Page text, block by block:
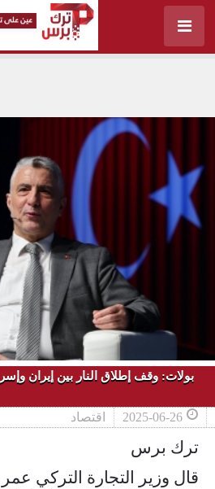
بولات: وقف إطلاق النار بين إيران
2025-06-26 اقتصاد
ترك برس
قال وزير التجارة التركي